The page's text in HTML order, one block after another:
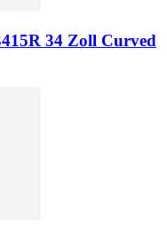
34 Zoll Curved